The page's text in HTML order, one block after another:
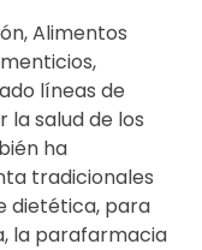
Alimentos
líneas de
salud de los
ha
tradicionales
dietética, para
la parafarmacia